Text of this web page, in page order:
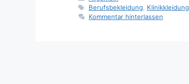
Schlagwörter
Berufsbekleidung, Klinikkleidung
Kommentar hinterlassen